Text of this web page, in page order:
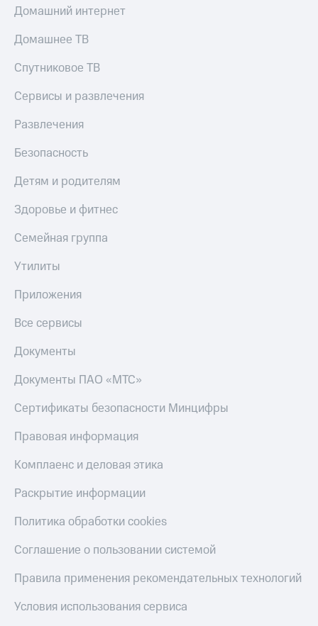
Домашний интернет
Домашнее ТВ
Спутниковое ТВ
Сервисы и развлечения
Развлечения
Безопасность
Детям и родителям
Здоровье и фитнес
Семейная группа
Утилиты
Приложения
Все сервисы
Документы
Документы ПАО «МТС»
Сертификаты безопасности Минцифры
Правовая информация
Комплаенс и деловая этика
Раскрытие информации
Политика обработки cookies
Соглашение о пользовании системой
Правила применения рекомендательных технологий
Условия использования сервиса